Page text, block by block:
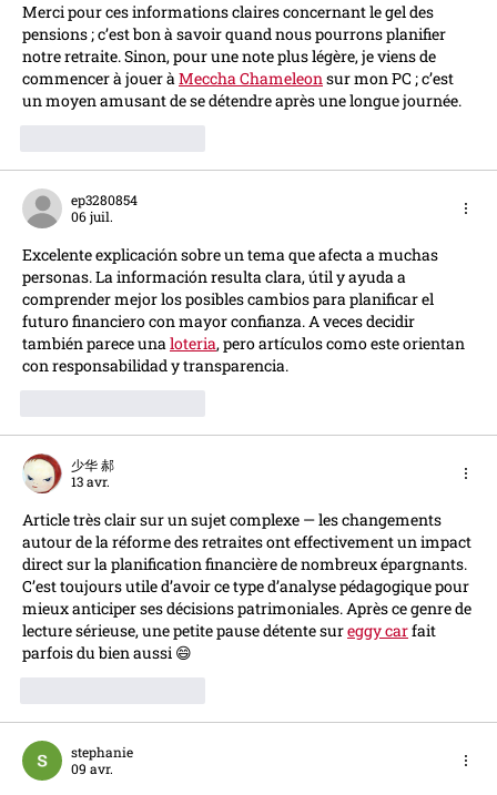
Merci pour ces informations claires concernant le gel des
pensions ; c’est bon à savoir quand nous pourrons planifier
notre retraite. Sinon, pour une note plus légère, je viens de
commencer à jouer à Meccha Chameleon sur mon PC ; c’est
un moyen amusant de se détendre après une longue journée.
ep3280854
06 juil.
Excelente explicación sobre un tema que afecta a muchas
personas. La información resulta clara, útil y ayuda a
comprender mejor los posibles cambios para planificar el
futuro financiero con mayor confianza. A veces decidir
también parece una loteria, pero artículos como este orientan
con responsabilidad y transparencia.
少华 郝
13 avr.
Article très clair sur un sujet complexe — les changements
autour de la réforme des retraites ont effectivement un impact
direct sur la planification financière de nombreux épargnants.
C’est toujours utile d’avoir ce type d’analyse pédagogique pour
mieux anticiper ses décisions patrimoniales. Après ce genre de
lecture sérieuse, une petite pause détente sur eggy car fait
parfois du bien aussi 😄
stephanie
09 avr.